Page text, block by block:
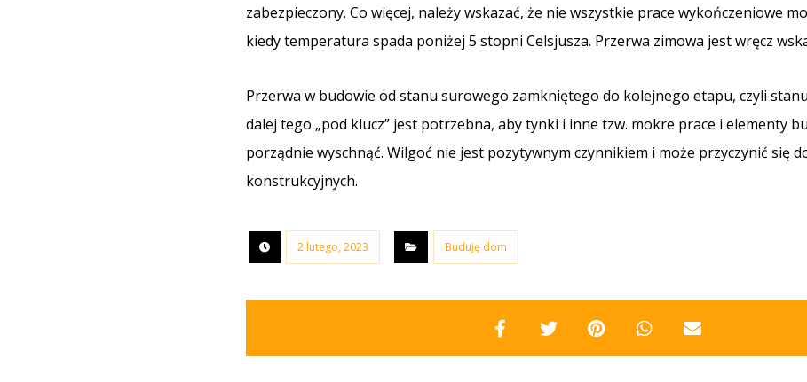
zabezpieczony. Co więcej, należy wskazać, że nie wszystkie prace wykończeniowe
kiedy temperatura spada poniżej 5 stopni Celsjusza. Przerwa zimowa jest wręcz
Przerwa w budowie od stanu surowego zamkniętego do kolejnego etapu, czyli
dalej tego „pod klucz” jest potrzebna, aby tynki i inne tzw. mokre prace i elementy
porządnie wyschnąć. Wilgoć nie jest pozytywnym czynnikiem i może przyczynić się
konstrukcyjnych.
2 lutego, 2023 Buduję dom